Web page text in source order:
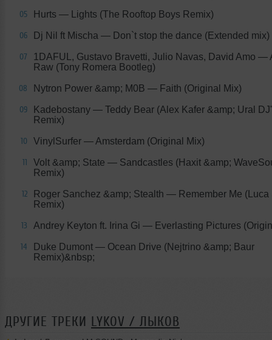
05 Hurts — Lights (The Rooftop Boys Remix)
06 Dj Nil ft Mischa — Don`t stop the dance (Extended mix)
07 1DAFUL, Gustavo Bravetti, Julio Navas, David Amo —
Raw (Tony Romera Bootleg)
08 Nytron Power &amp; M0B — Faith (Original Mix)
09 Kadebostany — Teddy Bear (Alex Kafer &amp; Ural
Remix)
10 VinylSurfer — Amsterdam (Original Mix)
11 Volt &amp; State — Sandcastles (Haxit &amp;
Remix)
12 Roger Sanchez &amp; Stealth — Remember Me (Luca
Remix)
13 Andrey Keyton ft. Irina Gi — Everlasting Pictures
14 Duke Dumont — Ocean Drive (Nejtrino &amp; Baur
Remix)&nbsp;
ДРУГИЕ ТРЕКИ LYKOV / ЛЫКОВ